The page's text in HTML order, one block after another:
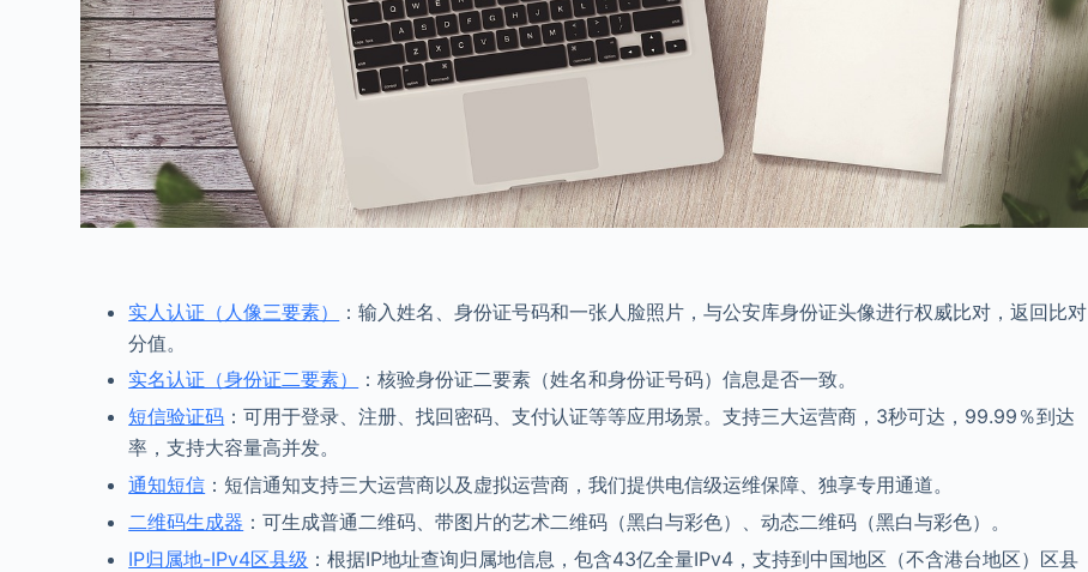
实人认证（人像三要素）
：输入姓名、身份证号码和一张人脸照片，与公安库身份证头像进行权威比对，返回比对
分值。
实名认证（身份证二要素）
：核验身份证二要素（姓名和身份证号码）信息是否一致。
短信验证码 ：可用于登录、注册、找回密码、支付认证等等应用场景。支持三大运营商，3秒可达，99.99％到达
率，支持大容量高并发。
通知短信 ：短信通知支持三大运营商以及虚拟运营商，我们提供电信级运维保障、独享专用通道。
二维码生成器 ：可生成普通二维码、带图片的艺术二维码（黑白与彩色）、动态二维码（黑白与彩色）。
IP归属地-IPv4区县级 ：根据IP地址查询归属地信息，包含43亿全量IPv4，支持到中国地区（不含港台地区）区县